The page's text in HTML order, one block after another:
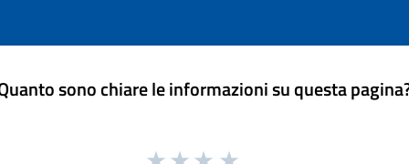
sono chiare le informazioni su questa